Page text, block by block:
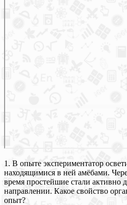
1. В опыте экспериментатор
находящимися в ней амёбами.
время простейшие стали активно
направлении. Какое свойство
опыт?